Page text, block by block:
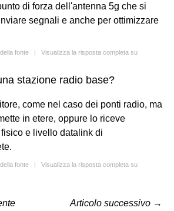
di forza dell'antenna 5g che si
segnali e anche per ottimizzare
fonte | Visualizza la risposta completa su
stazione radio base?
come nel caso dei ponti radio, ma
in etere, oppure lo riceve
e livello datalink di
fonte | Visualizza la risposta completa su
Articolo successivo →